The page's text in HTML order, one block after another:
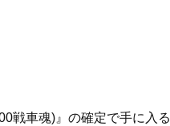
戦車魂)』の確定で手に入る